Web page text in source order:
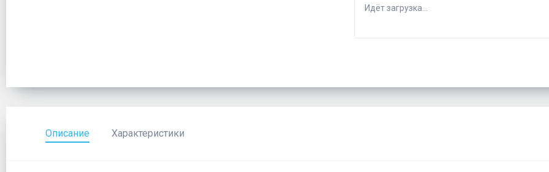
Идёт загрузка...
Описание Характеристики